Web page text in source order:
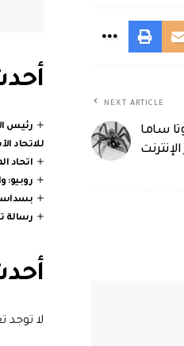
NEXT ARTICLE
ساما
رئيس
للاتحاد
اتحاد
روبيو:
رسالة
لا